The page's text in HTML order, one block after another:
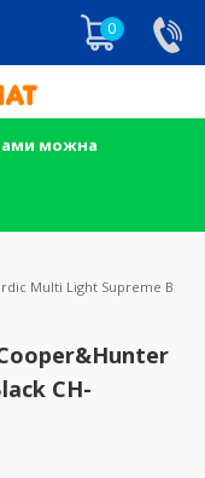
0
можна
Multi Light Supreme B
CH-